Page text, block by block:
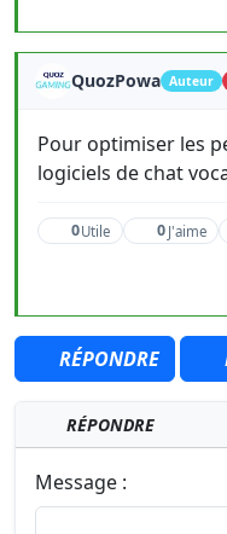
QuozPowa Auteur
Pour optimiser les
logiciels de chat
0Utile 0 J'aime
RÉPONDRE
RÉPONDRE
Message :